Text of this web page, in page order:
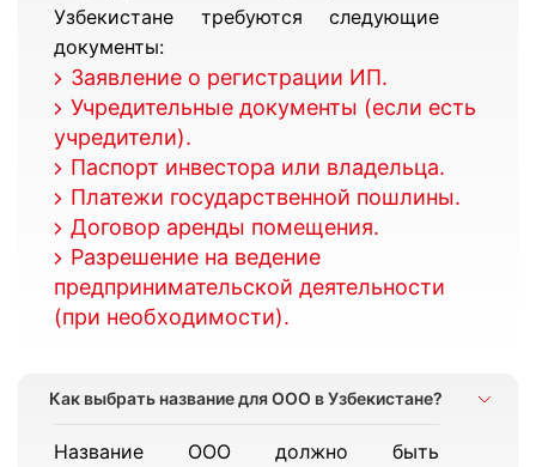
Узбекистане требуются следующие
документы:
Заявление о регистрации ИП.
Учредительные документы (если есть
учредители).
Паспорт инвестора или владельца.
Платежи государственной пошлины.
Договор аренды помещения.
Разрешение на ведение
предпринимательской деятельности
(при необходимости).
Как выбрать название для ООО в Узбекистане?
Название ООО должно быть